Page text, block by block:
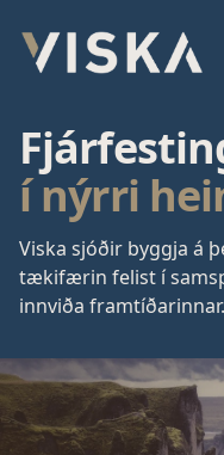
Viska Sjóðir
í nýrri
Viska sjóðir byggja á
tækifærin felist í
innviða framtíðarinnar.